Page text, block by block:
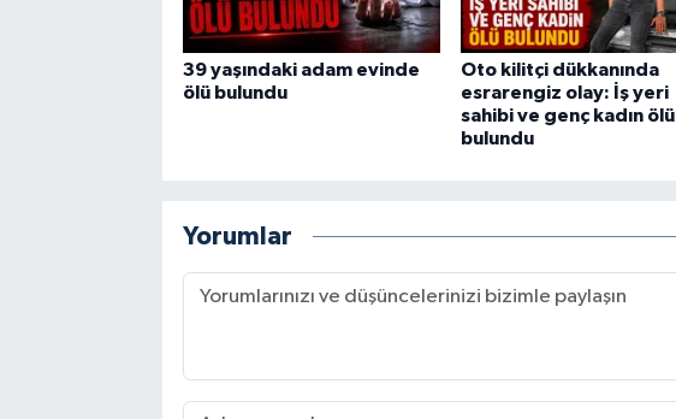
39 yaşındaki adam evinde
ölü bulundu
Oto kilitçi dükkanında
esrarengiz olay: İş yeri
sahibi ve genç kadın ölü
bulundu
Yorumlar